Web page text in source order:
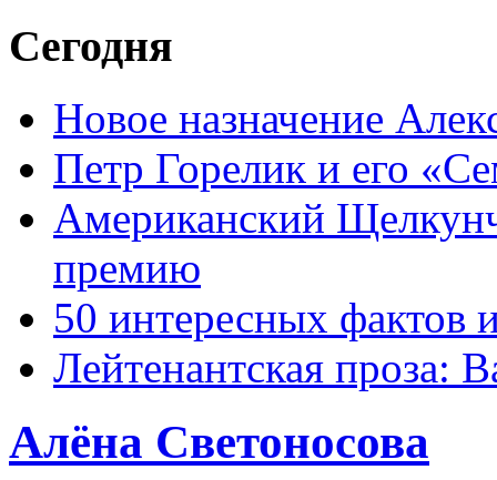
Сегодня
Новое назначение
Петр Горелик и его
Американский
премию
50 интересных фактов
Лейтенантская проза:
Алёна Светоносова